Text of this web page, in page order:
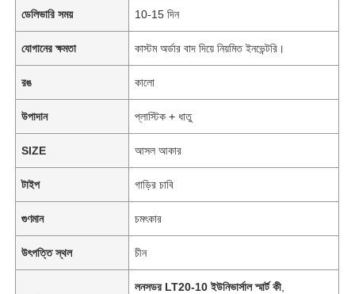
ডেলিভারি সময় 10-15 দিন
যোগানের ক্ষমতা কাস্টম অর্ডার বাদ দিয়ে নিয়মিত ইনভেন্টরি।
রঙ কালো
উপাদান প্লাস্টিক + ধাতু
SIZE আসল আকার
টাইপ গাড়ির চাবি
গুণমান চমৎকার
উৎপত্তি স্থল চীন
লনসডর LT20-10 ইউনিভার্সাল স্মার্ট কী